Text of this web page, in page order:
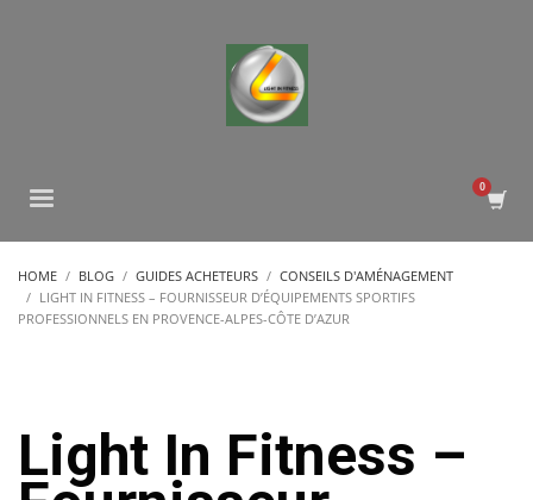
HOME BLOG GUIDES ACHETEURS
CONSEILS D'AMÉNAGEMENT
LIGHT IN FITNESS – FOURNISSEUR D’ÉQUIPEMENTS SPORTIFS
PROFESSIONNELS EN PROVENCE-ALPES-CÔTE D’AZUR
Light In Fitness –